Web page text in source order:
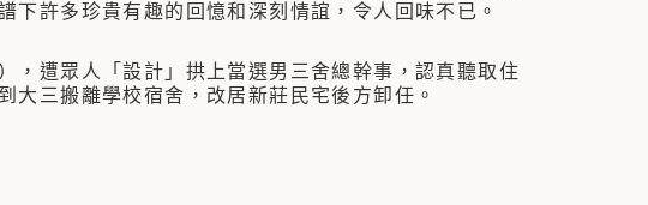
許多珍貴有趣的回憶和深刻情誼，令人回味不已。
遭眾人「設計」拱上當選男三舍總幹事，認真聽取住
大三搬離學校宿舍，改居新莊民宅後方卸任。